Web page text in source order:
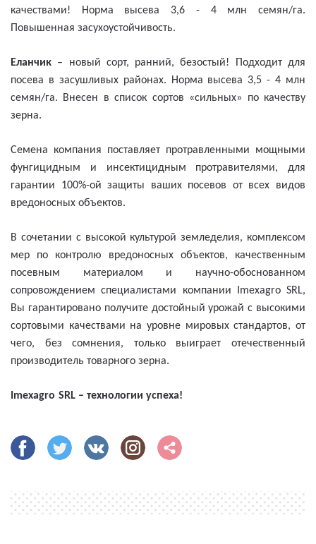
качествами! Норма высева 3,6 - 4 млн семян/га.
Повышенная засухоустойчивость.
Еланчик – новый сорт, ранний, безостый! Подходит для
посева в засушливых районах. Норма высева 3,5 - 4 млн
семян/га. Внесен в список сортов «сильных» по качеству
зерна.
Семена компания поставляет протравленными мощными
фунгицидным и инсектицидным протравителями, для
гарантии 100%-ой защиты ваших посевов от всех видов
вредоносных объектов.
В сочетании с высокой культурой земледелия, комплексом
мер по контролю вредоносных объектов, качественным
посевным материалом и научно-обоснованном
сопровождением специалистами компании Imexagro SRL,
Вы гарантировано получите достойный урожай с высокими
сортовыми качествами на уровне мировых стандартов, от
чего, без сомнения, только выиграет отечественный
производитель товарного зерна.
Imexagro SRL – технологии успеха!